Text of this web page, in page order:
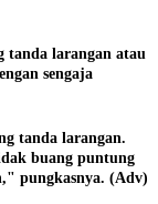
tanda larangan atau
sengaja
tanda larangan.
buang puntung
pungkasnya. (Adv)